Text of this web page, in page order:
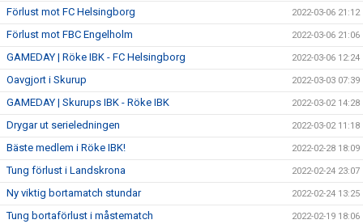
Förlust mot FC Helsingborg 2022-03-06 21:12
Förlust mot FBC Engelholm 2022-03-06 21:06
GAMEDAY | Röke IBK - FC Helsingborg 2022-03-06 12:24
Oavgjort i Skurup 2022-03-03 07:39
GAMEDAY | Skurups IBK - Röke IBK 2022-03-02 14:28
Drygar ut serieledningen 2022-03-02 11:18
Bäste medlem i Röke IBK! 2022-02-28 18:09
Tung förlust i Landskrona 2022-02-24 23:07
Ny viktig bortamatch stundar 2022-02-24 13:25
Tung bortaförlust i måstematch 2022-02-19 18:06